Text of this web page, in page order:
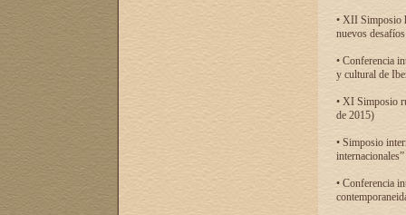
• XII Simposio
nuevos
• Conferencia
y cultural de
• XI Simposio
de 2015)
• Simposio
• Conferencia